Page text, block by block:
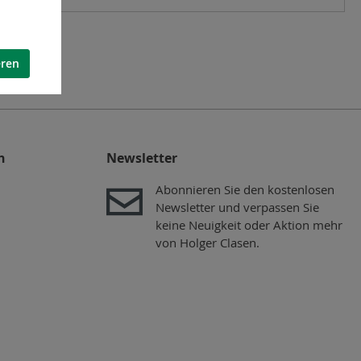
Newsletter
Abonnieren Sie den kostenlosen
Newsletter und verpassen Sie
keine Neuigkeit oder Aktion mehr
von Holger Clasen.